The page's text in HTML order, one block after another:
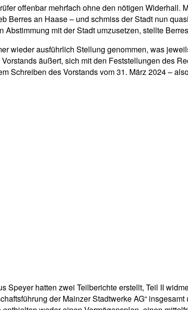
offenbar mehrfach ohne den nötigen Widerhall.
Berres an Haase – und schmiss der Stadt nun
mit der Stadt umzusetzen, stellte
wieder ausführlich Stellung genommen, was
äußert, sich mit den Feststellungen des
Schreiben des Vorstands vom 31. März 2024 –
hatten zwei Teilberichte erstellt, Teil II
der Mainzer Stadtwerke AG“